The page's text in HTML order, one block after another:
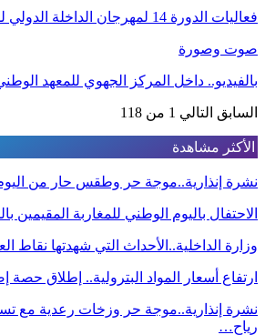
فعاليات الدورة 14 لمهرجان الداخلة الدولي للفيلم
صوت وصورة
بالفيديو.. داخل المركز الجهوي للمعهد
السابق التالي 1 من 118
الأكثر مشاهدة
نشرة إنذارية..موجة حر وطقس حار من
الاحتفال باليوم الوطني للمغاربة
وزارة الداخلية..الأحداث التي شهدتها نقاط
ارتفاع أسعار المواد البترولية.. إطلاق
نشرة إنذارية..موجة حر وزخات رعدية مع
رياح…